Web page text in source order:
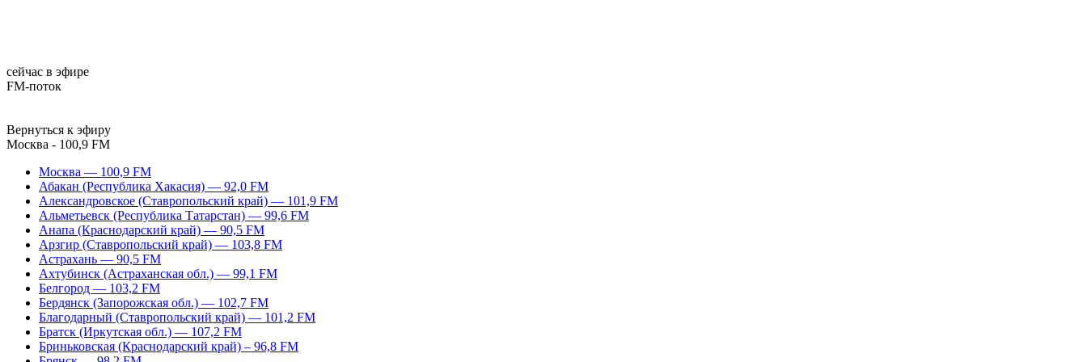
сейчас в эфире
FM-поток
Вернуться к эфиру
Москва - 100,9 FM
Москва — 100,9 FM
Абакан (Республика Хакасия) — 92,0 FM
Александровское (Ставропольский край) — 101,9 FM
Альметьевск (Республика Татарстан) — 99,6 FM
Анапа (Краснодарский край) — 90,5 FM
Арзгир (Ставропольский край) — 103,8 FM
Астрахань — 90,5 FM
Ахтубинск (Астраханская обл.) — 99,1 FM
Белгород — 103,2 FM
Бердянск (Запорожская обл.) — 102,7 FM
Благодарный (Ставропольский край) — 101,2 FM
Братск (Иркутская обл.) — 107,2 FM
Бриньковская (Краснодарский край) – 96,8 FM